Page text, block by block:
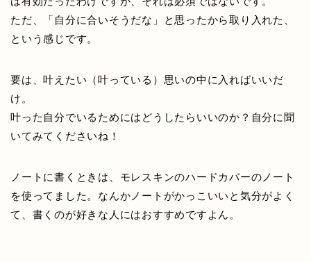
ただ、「自分に合いそうだな」と思ったから取り入れた、
という感じです。
要は、叶えたい（叶っている）思いの中に入ればいいだ
け。
叶った自分でいるためにはどうしたらいいのか？自分に聞
いてみてくださいね！
ノートに書くときは、モレスキンのハードカバーのノート
を使ってました。なんかノートがかっこいいと気分がよく
て、書くのが好きな人にはおすすめですよん。